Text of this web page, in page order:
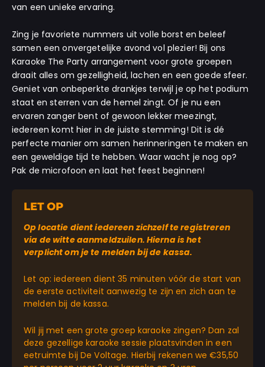
van een unieke ervaring.
Zing je favoriete nummers uit volle borst en beleef
samen een onvergetelijke avond vol plezier! Bij ons
Karaoke The Party arrangement voor grote groepen
draait alles om gezelligheid, lachen en een goede sfeer.
Geniet van onbeperkte drankjes terwijl je op het podium
staat en sterren van de hemel zingt. Of je nu een
ervaren zanger bent of gewoon lekker meezingt,
iedereen komt hier in de juiste stemming! Dit is dé
perfecte manier om samen herinneringen te maken en
een geweldige tijd te hebben. Waar wacht je nog op?
Pak de microfoon en laat het feest beginnen!
LET OP
Op locatie dient iedereen zichzelf te registreren
via de witte aanmeldzuilen. Hierna is het
verplicht om je te melden bij de kassa.
Let op: iedereen dient 35 minuten vóór de start van
de eerste activiteit aanwezig te zijn en zich aan te
melden bij de kassa.
Wil jij met een grote groep karaoke zingen? Dan zal
deze gezellige karaoke sessie plaatsvinden in een
eetruimte bij De Voltage. Hierbij rekenen we €35,50